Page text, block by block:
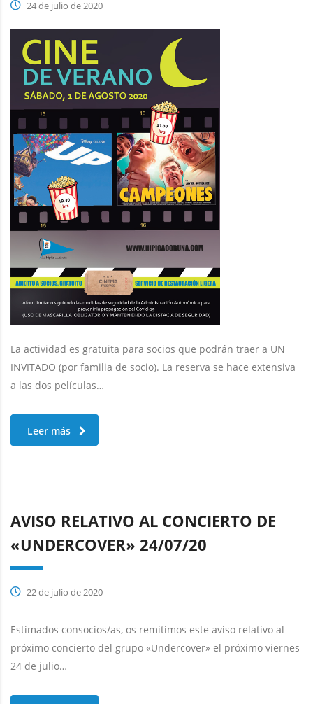
24 de julio de 2020
La actividad es gratuita para socios que podrán traer a UN
INVITADO (por familia de socio). La reserva se hace extensiva
a las dos películas…
Leer más
AVISO RELATIVO AL CONCIERTO DE
«UNDERCOVER» 24/07/20
22 de julio de 2020
Estimados consocios/as, os remitimos este aviso relativo al
próximo concierto del grupo «Undercover» el próximo viernes
24 de julio…